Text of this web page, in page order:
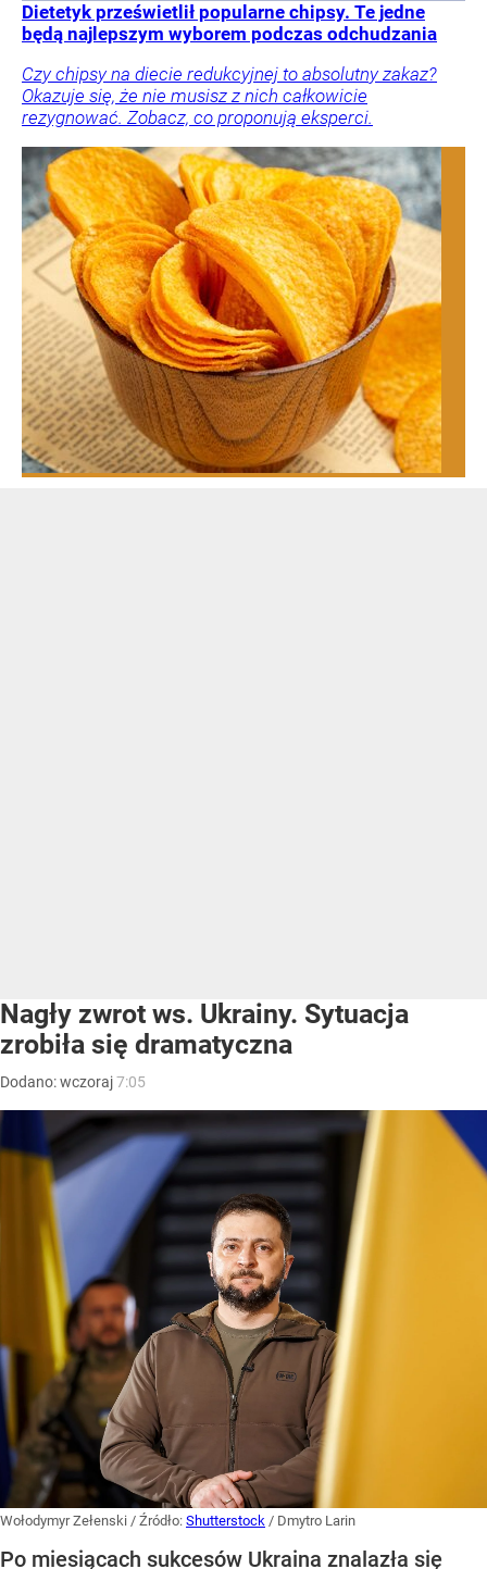
Dietetyk prześwietlił popularne chipsy. Te jedne
będą najlepszym wyborem podczas odchudzania
Czy chipsy na diecie redukcyjnej to absolutny zakaz?
Okazuje się, że nie musisz z nich całkowicie
rezygnować. Zobacz, co proponują eksperci.
Nagły zwrot ws. Ukrainy. Sytuacja
zrobiła się dramatyczna
Dodano:wczoraj7:05
Wołodymyr Zełenski / Źródło: Shutterstock / Dmytro Larin
Po miesiącach sukcesów Ukraina znalazła się